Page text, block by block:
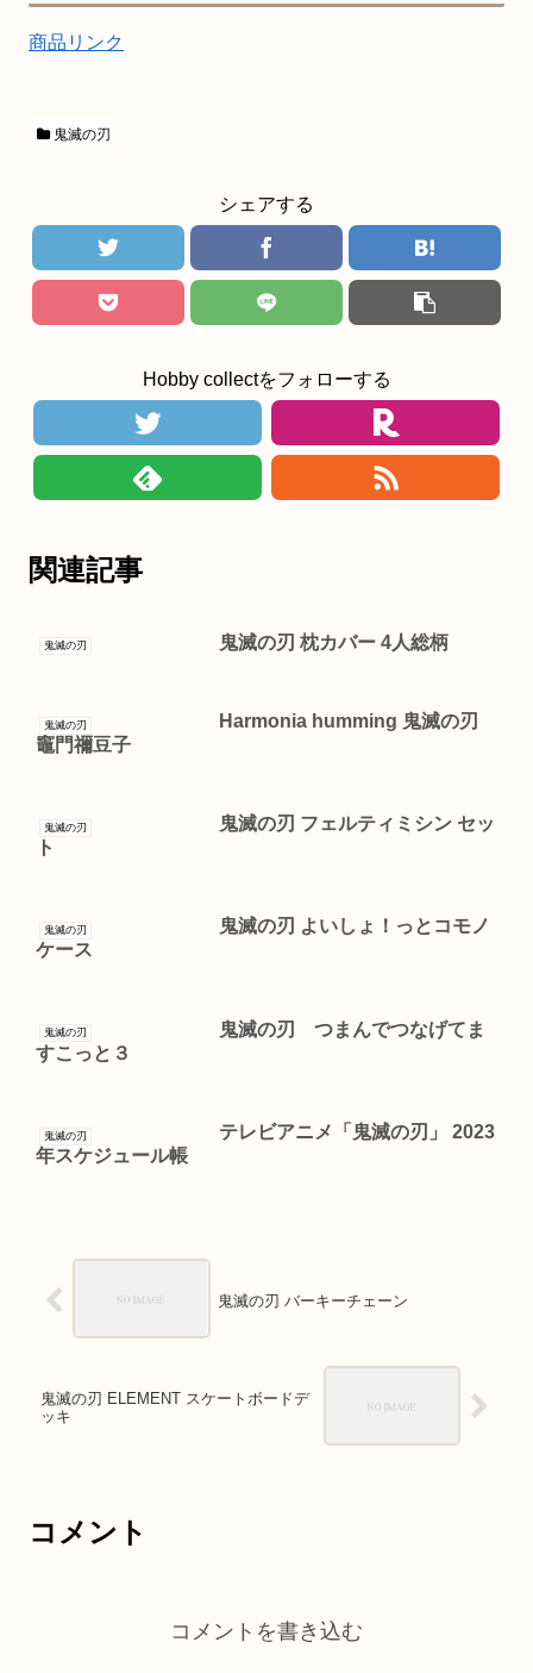
商品リンク
鬼滅の刃
シェアする
Hobby collectをフォローする
関連記事
鬼滅の刃 鬼滅の刃 枕カバー 4人総柄
鬼滅の刃
Harmonia humming 鬼滅の刃
竈門禰豆子
鬼滅の刃
鬼滅の刃 フェルティミシン セッ
ト
鬼滅の刃
鬼滅の刃 よいしょ！っとコモノ
ケース
鬼滅の刃
鬼滅の刃 つまんでつなげてま
すこっと３
鬼滅の刃
テレビアニメ「鬼滅の刃」 2023
年スケジュール帳
鬼滅の刃 バーキーチェーン
鬼滅の刃 ELEMENT スケートボードデ
ッキ
コメント
コメントを書き込む